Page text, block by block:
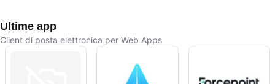
Ultime app
Client di posta elettronica per Web Apps